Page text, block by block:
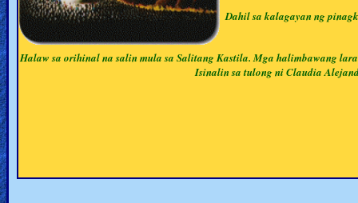
🎞
Jewish
Stories
Dahil sa kalagayan ng
Halaw sa orihinal na salin mula sa Salitang Kastila. Mga halimbawang
Isinalin sa tulong ni Claudia